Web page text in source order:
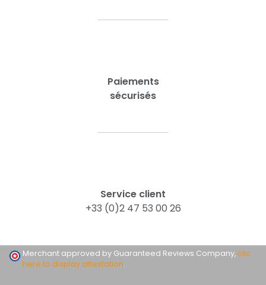
Paiements
sécurisés
Service client
+33 (0)2 47 53 00 26
Merchant approved by Guaranteed Reviews Company,clic
here to display attestation.